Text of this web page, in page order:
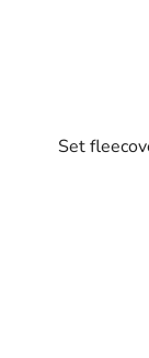
Set